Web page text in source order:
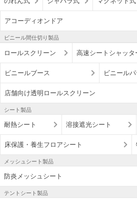
アコーディオンドア
ビニール間仕切り製品
ロールスクリーン 高速シートシャッタ
ビニールブース ビニール
店舗向け透明ロールスクリーン
シート製品
耐熱シート 溶接遮光シート
床保護・養生フロアシート
メッシュシート製品
防炎メッシュシート
テントシート製品